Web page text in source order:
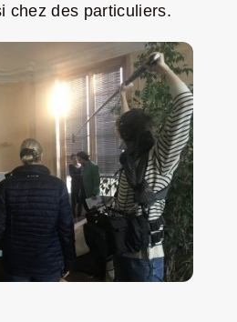
chez des particuliers.